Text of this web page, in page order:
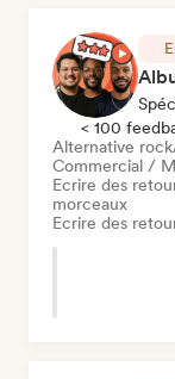
< 100
Alternative rock
Commercial /
Ecrire des
morceaux
Ecrire des